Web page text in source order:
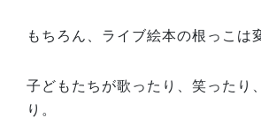
もちろん、ライブ絵本の根っこは
子どもたちが歌ったり、笑ったり
り。